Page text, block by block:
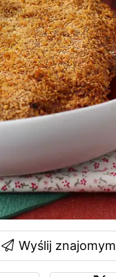
Wyślij znajomym